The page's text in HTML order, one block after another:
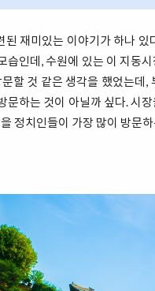
재미있는 이야기가 하나
인데, 수원에 있는 이 지동
할 것 같은 생각을 했었는데,
하는 것이 아닐까 싶다. 시
정치인들이 가장 많이 방문